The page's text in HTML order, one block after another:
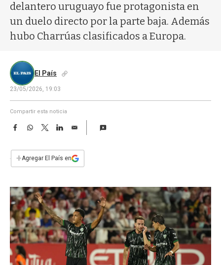
delantero uruguayo fue protagonista en
un duelo directo por la parte baja. Además
hubo Charrúas clasificados a Europa.
El País
23/05/2026, 19:03
Compartir esta noticia
F
e
b
k
W
s
p
T
w
t
L
n
E
i
l
+Agregar El País en